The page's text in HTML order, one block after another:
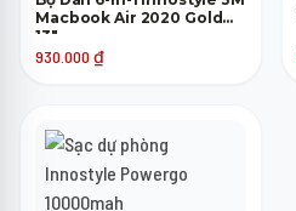
Macbook Air 2020 Gold
13"
930.000 ₫